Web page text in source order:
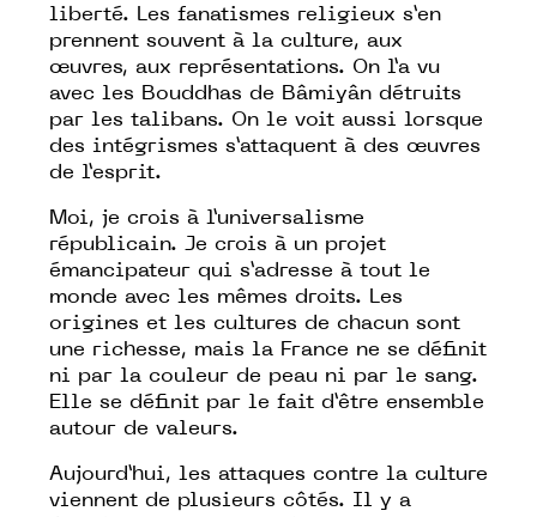
liberté. Les fanatismes religieux s’en
prennent souvent à la culture, aux
œuvres, aux représentations. On l’a vu
avec les Bouddhas de Bâmiyân détruits
par les talibans. On le voit aussi lorsque
des intégrismes s’attaquent à des œuvres
de l’esprit.
Moi, je crois à l’universalisme
républicain. Je crois à un projet
émancipateur qui s’adresse à tout le
monde avec les mêmes droits. Les
origines et les cultures de chacun sont
une richesse, mais la France ne se définit
ni par la couleur de peau ni par le sang.
Elle se définit par le fait d’être ensemble
autour de valeurs.
Aujourd’hui, les attaques contre la culture
viennent de plusieurs côtés. Il y a